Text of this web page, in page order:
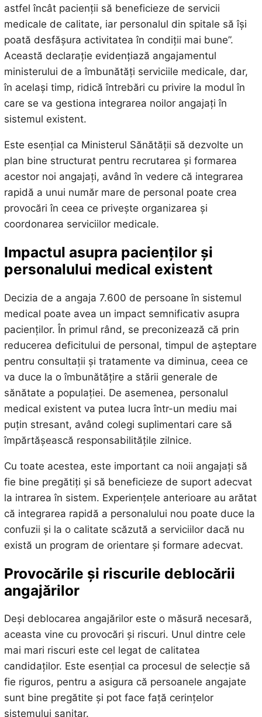
astfel încât pacienții să beneficieze de servicii
medicale de calitate, iar personalul din spitale să își
poată desfășura activitatea în condiții mai bune”.
Această declarație evidențiază angajamentul
ministerului de a îmbunătăți serviciile medicale, dar,
în același timp, ridică întrebări cu privire la modul în
care se va gestiona integrarea noilor angajați în
sistemul existent.
Este esențial ca Ministerul Sănătății să dezvolte un
plan bine structurat pentru recrutarea și formarea
acestor noi angajați, având în vedere că integrarea
rapidă a unui număr mare de personal poate crea
provocări în ceea ce privește organizarea și
coordonarea serviciilor medicale.
Impactul asupra pacienților și
personalului medical existent
Decizia de a angaja 7.600 de persoane în sistemul
medical poate avea un impact semnificativ asupra
pacienților. În primul rând, se preconizează că prin
reducerea deficitului de personal, timpul de așteptare
pentru consultații și tratamente va diminua, ceea ce
va duce la o îmbunătățire a stării generale de
sănătate a populației. De asemenea, personalul
medical existent va putea lucra într-un mediu mai
puțin stresant, având colegi suplimentari care să
împărtășească responsabilitățile zilnice.
Cu toate acestea, este important ca noii angajați să
fie bine pregătiți și să beneficieze de suport adecvat
la intrarea în sistem. Experiențele anterioare au arătat
că integrarea rapidă a personalului nou poate duce la
confuzii și la o calitate scăzută a serviciilor dacă nu
există un program de orientare și formare adecvat.
Provocările și riscurile deblocării
angajărilor
Deși deblocarea angajărilor este o măsură necesară,
aceasta vine cu provocări și riscuri. Unul dintre cele
mai mari riscuri este cel legat de calitatea
candidaților. Este esențial ca procesul de selecție să
fie riguros, pentru a asigura că persoanele angajate
sunt bine pregătite și pot face față cerințelor
sistemului sanitar.